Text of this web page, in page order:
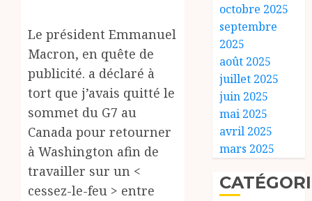
Le président Emmanuel
Macron, en quête de
publicité. a déclaré à
tort que j’avais quitté le
sommet du G7 au
Canada pour retourner
à Washington afin de
travailler sur un <
cessez-le-feu > entre
octobre 2025
septembre
2025
août 2025
juillet 2025
juin 2025
mai 2025
avril 2025
mars 2025